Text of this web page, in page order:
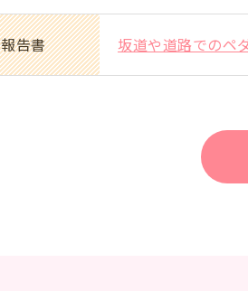
報告書 坂道や道路でのペ